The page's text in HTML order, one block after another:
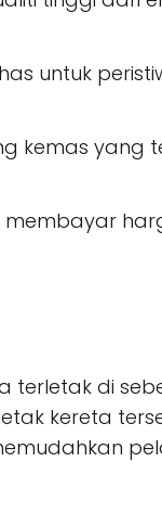
untuk
kemas yang
membayar
terletak di
kereta